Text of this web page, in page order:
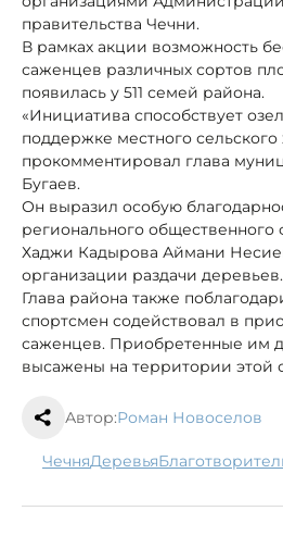
правительства Чечни.
В рамках акции возможность
саженцев различных сортов
появилась у 511 семей района.
«Инициатива способствует
поддержке местного сельского
прокомментировал глава
Бугаев.
Он выразил особую
регионального общественного
Хаджи Кадырова Аймани
организации раздачи деревьев.
Глава района также
спортсмен содействовал в
саженцев. Приобретенные им
высажены на территории этой
Автор:Роман Новоселов
Чечня деревья